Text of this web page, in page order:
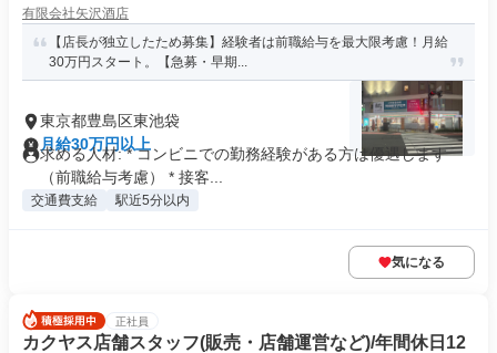
有限会社矢沢酒店
【店長が独立したため募集】経験者は前職給与を最大限考慮！月給
30万円スタート。【急募・早期...
東京都豊島区東池袋
月給30万円以上
求める人材: * コンビニでの勤務経験がある方は優遇します
（前職給与考慮） * 接客...
交通費支給 駅近5分以内
気になる
正社員
カクヤス店舗スタッフ(販売・店舗運営など)/年間休日12